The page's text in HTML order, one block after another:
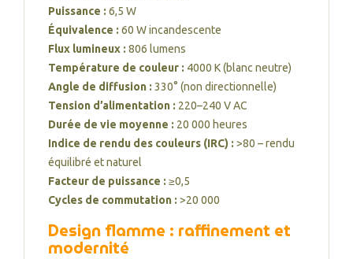
Puissance : 6,5 W
Équivalence : 60 W incandescente
Flux lumineux : 806 lumens
Température de couleur : 4000 K (blanc neutre)
Angle de diffusion : 330° (non directionnelle)
Tension d’alimentation : 220–240 V AC
Durée de vie moyenne : 20 000 heures
Indice de rendu des couleurs (IRC) : >80 – rendu
équilibré et naturel
Facteur de puissance : ≥0,5
Cycles de commutation : >20 000
Design flamme : raffinement et
modernité